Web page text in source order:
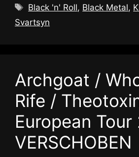
Schlagwörter
Black 'n' Roll, Black Metal,
Svartsyn
Archgoat /
Rife /
European Tour
VERSCHOBEN